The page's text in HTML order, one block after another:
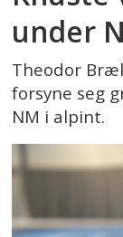
under
Theodor
forsyne seg
NM i alpint.